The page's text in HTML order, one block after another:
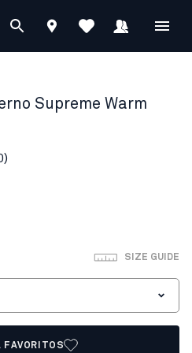
Supreme Warm
SIZE GUIDE
FAVORITOS